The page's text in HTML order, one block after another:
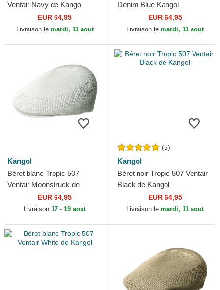
Ventair Navy de Kangol
EUR 64,95
Livraison le mardi, 11 aout
Denim Blue Kangol
EUR 64,95
Livraison le mardi, 11 aout
Kangol
Béret blanc Tropic 507
Ventair Moonstruck de
EUR 64,95
Livraison 17 - 19 aout
(5)
Kangol
Béret noir Tropic 507 Ventair
Black de Kangol
EUR 64,95
Livraison le mardi, 11 aout